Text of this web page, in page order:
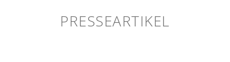
PRESSEARTIKEL